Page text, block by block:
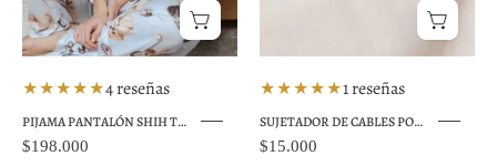
★★★★★4 reseñas
PIJAMA PANTALÓN SHIH TZU AZUL TP0087
$198.000
★★★★★1 reseñas
SUJETADOR DE CABLES POMERANIA STK001
$15.000